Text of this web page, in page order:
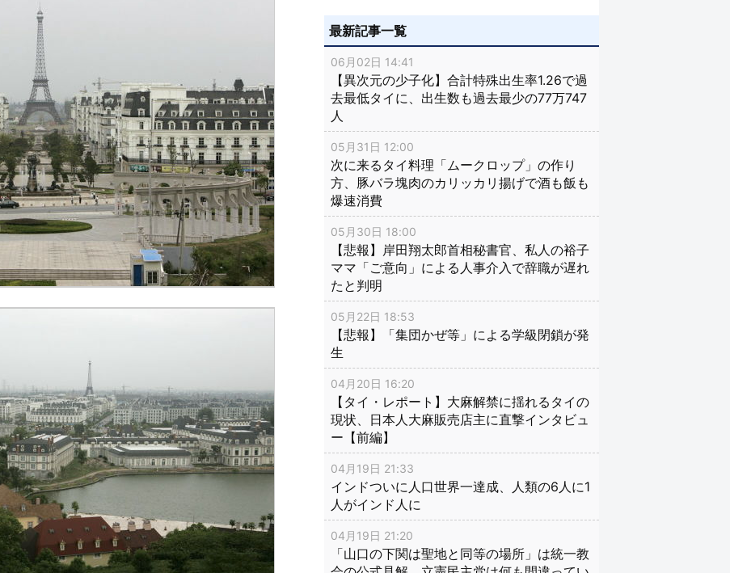
最新記事一覧
06月02日 14:41
【異次元の少子化】合計特殊出生率1.26で過
去最低タイに、出生数も過去最少の77万747
人
05月31日 12:00
次に来るタイ料理「ムークロップ」の作り
方、豚バラ塊肉のカリッカリ揚げで酒も飯も
爆速消費
05月30日 18:00
【悲報】岸田翔太郎首相秘書官、私人の裕子
ママ「ご意向」による人事介入で辞職が遅れ
たと判明
05月22日 18:53
【悲報】「集団かぜ等」による学級閉鎖が発
生
04月20日 16:20
【タイ・レポート】大麻解禁に揺れるタイの
現状、日本人大麻販売店主に直撃インタビュ
ー【前編】
04月19日 21:33
インドついに人口世界一達成、人類の6人に1
人がインド人に
04月19日 21:20
「山口の下関は聖地と同等の場所」は統一教